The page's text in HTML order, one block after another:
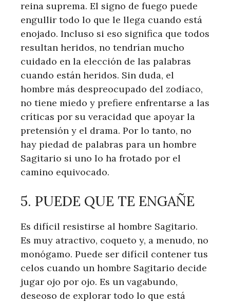
reina suprema. El signo de fuego puede
engullir todo lo que le llega cuando está
enojado. Incluso si eso significa que todos
resultan heridos, no tendrían mucho
cuidado en la elección de las palabras
cuando están heridos. Sin duda, el
hombre más despreocupado del zodíaco,
no tiene miedo y prefiere enfrentarse a las
críticas por su veracidad que apoyar la
pretensión y el drama. Por lo tanto, no
hay piedad de palabras para un hombre
Sagitario si uno lo ha frotado por el
camino equivocado.
5. PUEDE QUE TE ENGAÑE
Es difícil resistirse al hombre Sagitario.
Es muy atractivo, coqueto y, a menudo, no
monógamo. Puede ser difícil contener tus
celos cuando un hombre Sagitario decide
jugar ojo por ojo. Es un vagabundo,
deseoso de explorar todo lo que está